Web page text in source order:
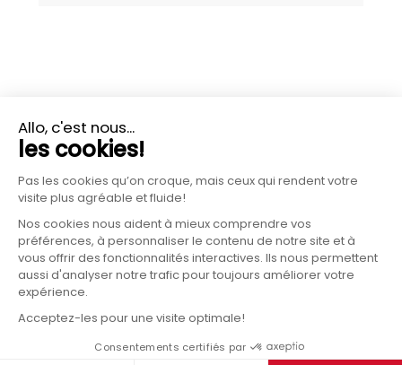
PLUS D'INFORMATIONS?
2019 - 2026 Construction Réjean Morin, tous droits